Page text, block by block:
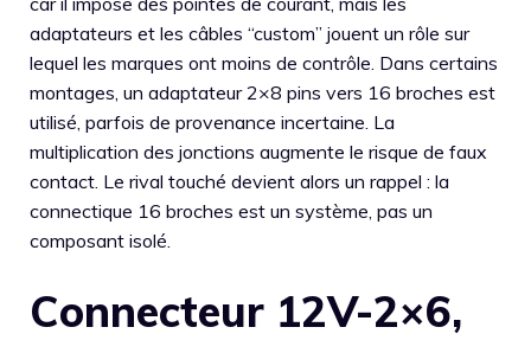
adaptateurs et les câbles “custom” jouent un rôle sur
lequel les marques ont moins de contrôle. Dans certains
montages, un adaptateur 2×8 pins vers 16 broches est
utilisé, parfois de provenance incertaine. La
multiplication des jonctions augmente le risque de faux
contact. Le rival touché devient alors un rappel : la
connectique 16 broches est un système, pas un
composant isolé.
Connecteur 12V-2×6,